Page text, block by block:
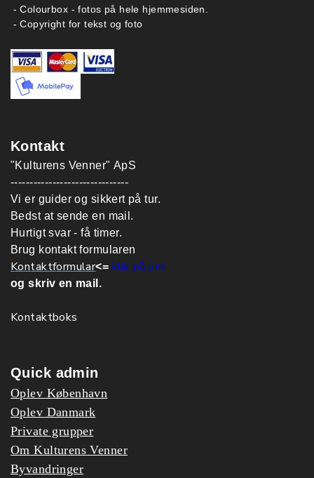
- Colourbox - fotos på hele hjemmesiden.
- Copyright for tekst og foto
Kontakt
"Kulturens Venner" ApS
-------------------------------
Vi er guider og sikkert på tur.
Bedst at sende en mail.
Hurtigt svar - få timer.
Brug kontakt formularen
Kontaktformular<= klik på link
og skriv en mail.
Kontaktboks
Quick admin
Oplev København
Oplev Danmark
Private grupper
Om Kulturens Venner
Byvandringer